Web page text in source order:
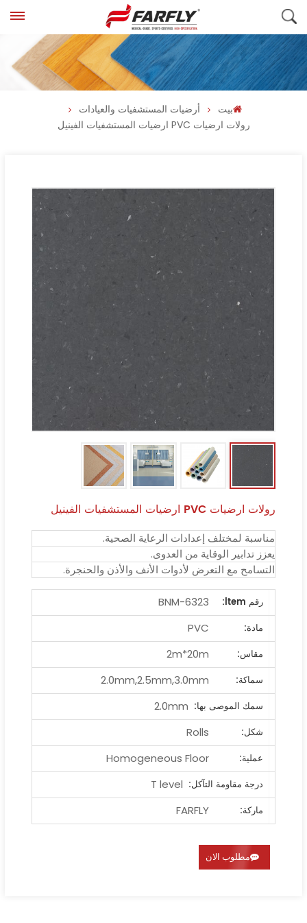
بيت
أرضيات المستشفيات والعيادات
رولات ارضيات PVC ارضيات المستشفيات الفينيل
رولات ارضيات PVC ارضيات المستشفيات الفينيل
مناسبة لمختلف إعدادات الرعاية الصحية.
يعزز تدابير الوقاية من العدوى.
التسامح مع التعرض لأدوات الأنف والأذن والحنجرة.
رقم ltem:
BNM-6323
مادة:
PVC
مقاس:
2m*20m
سماكة:
2.0mm,2.5mm,3.0mm
سمك الموصى بها: 2.0mm
شكل:
Rolls
عملية:
Homogeneous Floor
درجة مقاومة التآكل: T level
ماركة:
FARFLY
مطلوب الان